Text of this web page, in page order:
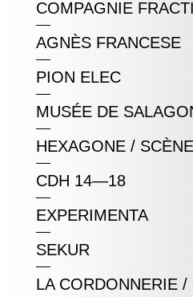
COMPAGNIE
AGNÈS FRANCESE
PION ELEC
MUSÉE DE
HEXAGONE /
CDH 14—18
EXPERIMENTA
SEKUR
LA CORDONNERIE